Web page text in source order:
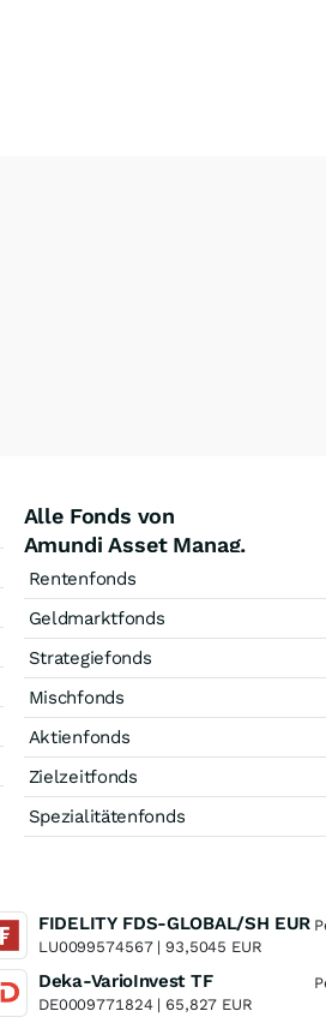
Alle Fonds von
Amundi Asset Manag.
Rentenfonds
Geldmarktfonds
Strategiefonds
Mischfonds
Aktienfonds
Zielzeitfonds
Spezialitätenfonds
FIDELITY FDS-GLOBAL/SH EUR
LU0099574567 |93,5045 EUR
Deka-VarioInvest TF
DE0009771824 | 65,827 EUR